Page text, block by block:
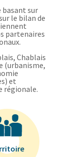
basant sur
le bilan de
partenaires
Chablais
(urbanisme,
et
régionale.